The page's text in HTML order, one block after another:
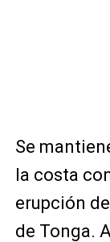
Se
la costa
erupción
de Tonga.